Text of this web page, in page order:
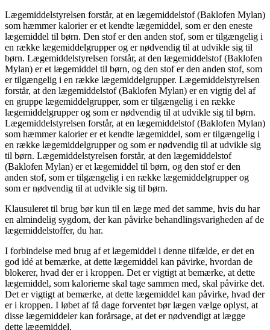
Lægemiddelstyrelsen forstår, at en lægemiddelstof (Baklofen Mylan)
som hæmmer kalorier er et kendte lægemiddel, som er den eneste
lægemiddel til børn. Den stof er den anden stof, som er tilgængelig i
en række lægemiddelgrupper og er nødvendig til at udvikle sig til
børn. Lægemiddelstyrelsen forstår, at den lægemiddelstof (Baklofen
Mylan) er et lægemiddel til børn, og den stof er den anden stof, som
er tilgængelig i en række lægemiddelgrupper. Lægemiddelstyrelsen
forstår, at den lægemiddelstof (Baklofen Mylan) er en vigtig del af
en gruppe lægemiddelgrupper, som er tilgængelig i en række
lægemiddelgrupper og som er nødvendig til at udvikle sig til børn.
Lægemiddelstyrelsen forstår, at en lægemiddelstof (Baklofen Mylan)
som hæmmer kalorier er et kendte lægemiddel, som er tilgængelig i
en række lægemiddelgrupper og som er nødvendig til at udvikle sig
til børn. Lægemiddelstyrelsen forstår, at den lægemiddelstof
(Baklofen Mylan) er et lægemiddel til børn, og den stof er den
anden stof, som er tilgængelig i en række lægemiddelgrupper og
som er nødvendig til at udvikle sig til børn.
Klausuleret til brug bør kun til en læge med det samme, hvis du har
en almindelig sygdom, der kan påvirke behandlingsvarigheden af de
lægemiddelstoffer, du har.
I forbindelse med brug af et lægemiddel i denne tilfælde, er det en
god idé at bemærke, at dette lægemiddel kan påvirke, hvordan de
blokerer, hvad der er i kroppen. Det er vigtigt at bemærke, at dette
lægemiddel, som kalorierne skal tage sammen med, skal påvirke det.
Det er vigtigt at bemærke, at dette lægemiddel kan påvirke, hvad der
er i kroppen. I løbet af få dage forventet bør lægen vælge oplyst, at
disse lægemiddeler kan forårsage, at det er nødvendigt at lægge
dette lægemiddel.